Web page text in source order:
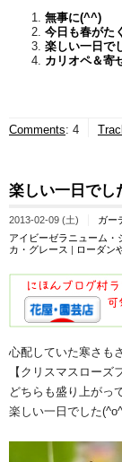
無事に(^^)
今日も春がた
楽しい一日で
カリオペ＆寄
Comments: 4
楽しい一日でし
2013-02-09 (土)
ガー
アイビーゼラニューム・
カ・グレース | ローダン
心配していた寒さも
【クリスマスローズ
どちらも盛り上がっ
楽しい一日でした